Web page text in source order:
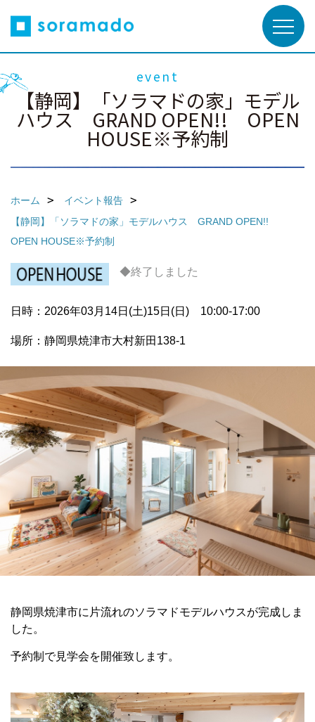
event
【静岡】「ソラマドの家」モデル
ハウス GRAND OPEN!! OPEN
HOUSE※予約制
ホーム
イベント報告
【静岡】「ソラマドの家」モデルハウス GRAND OPEN!!
OPEN HOUSE※予約制
◆終了しました
日時：2026年03月14日(土)15日(日) 10:00-17:00
場所：静岡県焼津市大村新田138-1
静岡県焼津市に片流れのソラマドモデルハウスが完成しま
した。
予約制で見学会を開催致します。